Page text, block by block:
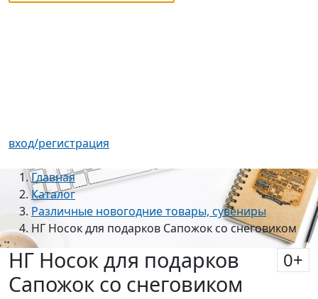
вход/регистрация
Главная
Каталог
Различные новогодние товары, сувениры
НГ Носок для подарков Сапожок со снеговиком
НГ Носок для подарков
Сапожок со снеговиком
0+